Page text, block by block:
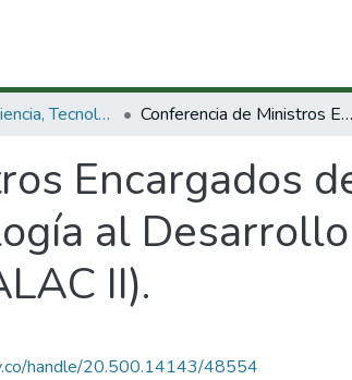
Políticas de Ciencia, Tecnología e Innovación Conferencia de Ministros Encargados de la Aplicacion de laCiencia y la tecnología al Desarrollo en América Latina y el Caribe (CASTALAC II).
Encargados
al
II).
handle/20.500.14143/48554